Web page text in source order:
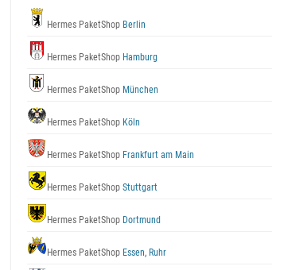
Hermes PaketShop Berlin
Hermes PaketShop Hamburg
Hermes PaketShop München
Hermes PaketShop Köln
Hermes PaketShop Frankfurt am Main
Hermes PaketShop Stuttgart
Hermes PaketShop Dortmund
Hermes PaketShop Essen, Ruhr